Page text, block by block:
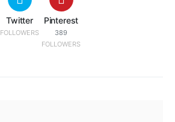
Twitter
FOLLOWERS
Pinterest
389
FOLLOWERS